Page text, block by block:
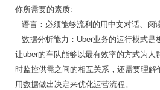
你所需要的素质:
– 语言：必须能够流利的用中文对话、阅
– 数据分析能力：Uber业务的运行模式
让uber的车队能够以最有效率的方式为
时监控供需之间的相互关系，还需要理解
用数据做出决定来优化运营流程。